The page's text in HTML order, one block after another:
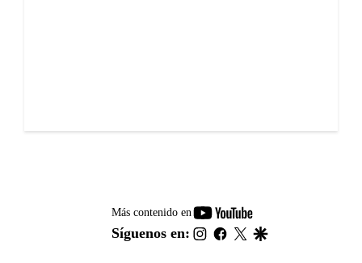
Más contenido en
youtube-
footer
Síguenos en: instagram
facebook
twitter